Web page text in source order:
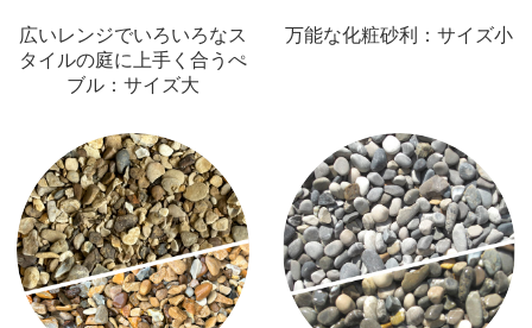
広いレンジでいろいろなス
タイルの庭に上手く合うぺ
ブル：サイズ大
万能な化粧砂利：サイズ小